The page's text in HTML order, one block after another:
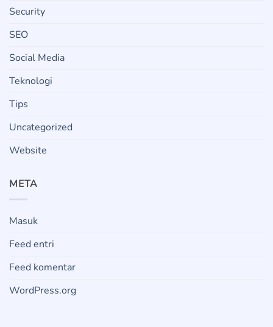
Security
SEO
Social Media
Teknologi
Tips
Uncategorized
Website
META
Masuk
Feed entri
Feed komentar
WordPress.org